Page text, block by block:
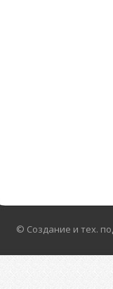
© Создание и тех.